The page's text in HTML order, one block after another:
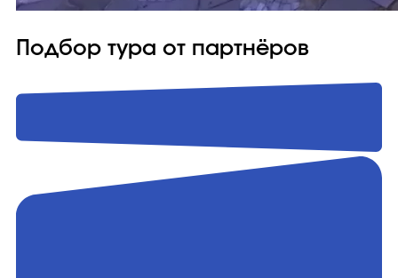
Подбор тура от партнёров